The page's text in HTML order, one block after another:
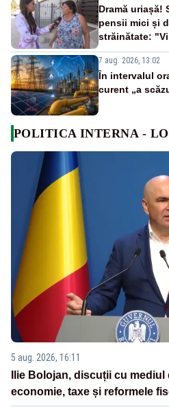
Dramă uriașă!
pensii mici și
străinătate:
7 aug. 2026, 13:02
În intervalul
curent „a
POLITICA INTERNA -
5 aug. 2026, 16:11
Ilie Bolojan, discuții cu
economie, taxe și reformele